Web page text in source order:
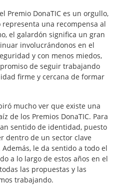
Premio DonaTIC es un orgullo,
una recompensa al
el galardón significa un gran
involucrándonos en el
y con menos miedos,
de seguir trabajando
firme y cercana de formar
mucho ver que existe una
de los Premios DonaTIC. Para
sentido de identidad, puesto
dentro de un sector clave
le da sentido a todo el
a lo largo de estos años en el
las propuestas y las
trabajando.